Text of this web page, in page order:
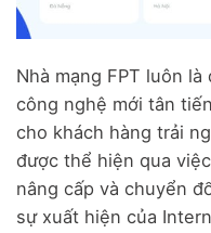
Nhà mạng FPT luôn
công nghệ mới tân
cho khách hàng trải
được thể hiện qua việc
nâng cấp và chuyển
sự xuất hiện của